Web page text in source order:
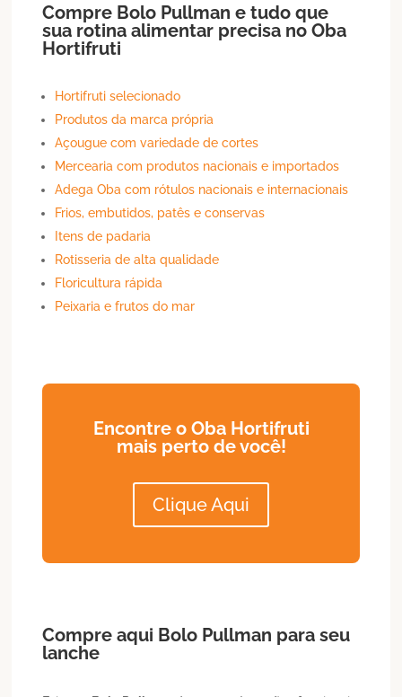
Compre Bolo Pullman e tudo que
sua rotina alimentar precisa no Oba
Hortifruti
Hortifruti selecionado
Produtos da marca própria
Açougue com variedade de cortes
Mercearia com produtos nacionais e importados
Adega Oba com rótulos nacionais e internacionais
Frios, embutidos, patês e conservas
Itens de padaria
Rotisseria de alta qualidade
Floricultura rápida
Peixaria e frutos do mar
Encontre o Oba Hortifruti
mais perto de você!
Clique Aqui
Compre aqui Bolo Pullman para seu
lanche